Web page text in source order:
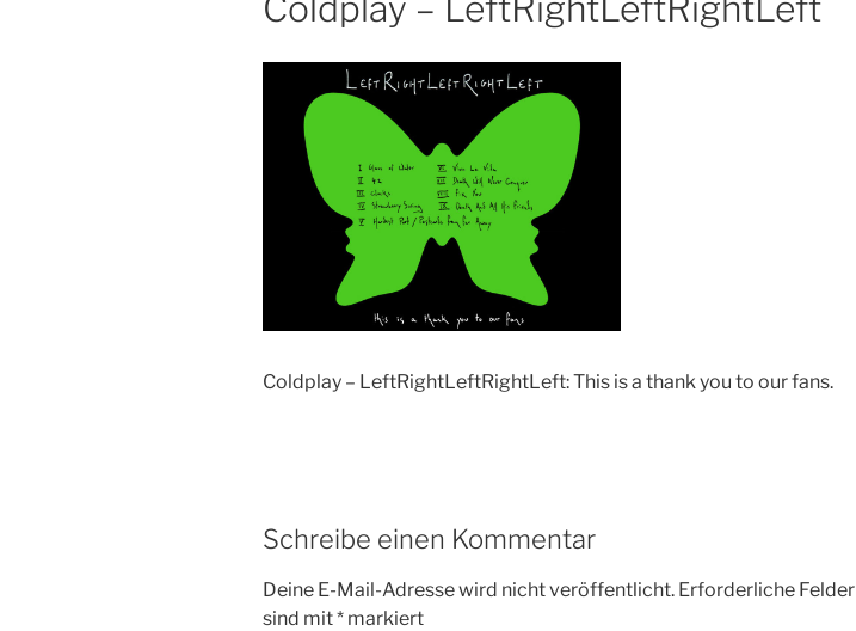
Coldplay – LeftRightLeftRightLeft: This is a thank you to our fans.
Schreibe einen Kommentar
Deine E-Mail-Adresse wird nicht veröffentlicht. Erforderliche Felder
sind mit* markiert